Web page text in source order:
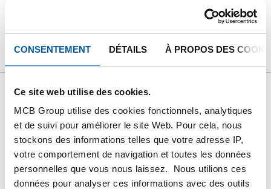
CONSENTEMENT DÉTAILS À PROPOS DES
Ce site web utilise des cookies.
MCB Group utilise des cookies fonctionnels, analytiques
et de suivi pour améliorer le site Web. Pour cela, nous
stockons des informations telles que votre adresse IP,
votre comportement de navigation et toutes les données
personnelles que vous nous laissez. Nous utilions ces
données pour analyser ces informations avec des outils
LISTE DE PRIX BRUT
TÉLÉCHARGEMENTS
Liste de prix bruts:
Tôle/feuillard inox
304/304L laminé à chaud